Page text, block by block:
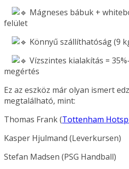
Mágneses bábuk +
felület
Könnyű szállíthatóság (9
Vízszintes kialakítás =
megértés
Ez az eszköz már olyan ismert
megtalálható, mint:
Thomas Frank (Tottenham
Kasper Hjulmand (Leverkursen)
Stefan Madsen (PSG Handball)